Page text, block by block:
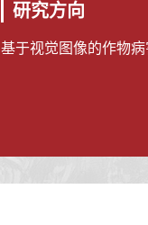
研究方向
基于视觉图像的作物